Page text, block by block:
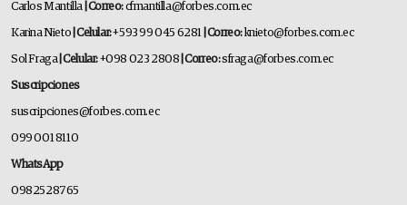
Carlos Mantilla | Correo:cfmantilla@forbes.com.ec
Karina Nieto | Celular:+593 99 045 6281 | Correo:knieto@forbes.com.ec
Sol Fraga| Celular:+098 023 2808 | Correo:sfraga@forbes.com.ec
Suscripciones
suscripciones@forbes.com.ec
099 001 8110
WhatsApp
0982528765